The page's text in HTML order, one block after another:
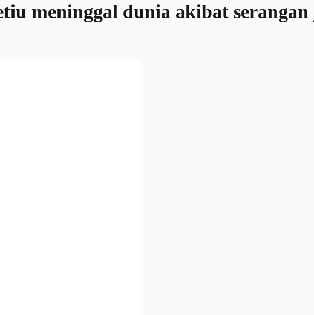
meninggal dunia akibat